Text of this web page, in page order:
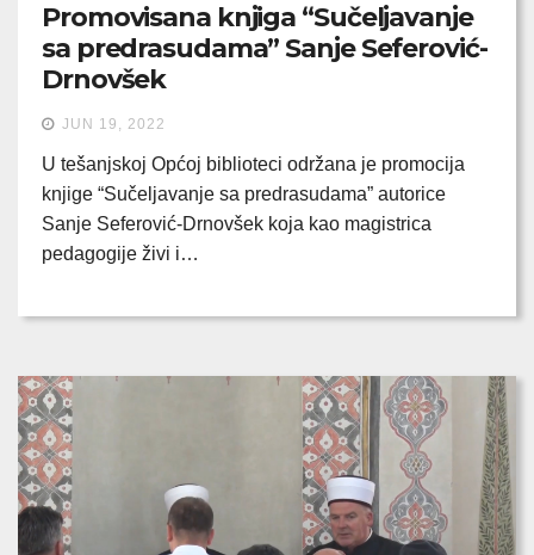
Promovisana knjiga “Sučeljavanje
sa predrasudama” Sanje Seferović-
Drnovšek
JUN 19, 2022
U tešanjskoj Općoj biblioteci održana je promocija
knjige “Sučeljavanje sa predrasudama” autorice
Sanje Seferović-Drnovšek koja kao magistrica
pedagogije živi i…